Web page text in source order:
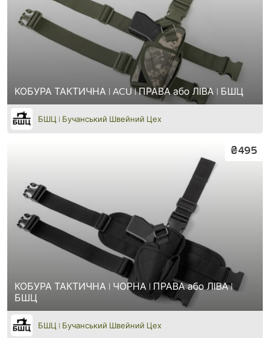
КОБУРА ТАКТИЧНА | ACU | ПРАВА або ЛІВА | БШЦ
БШЦ | Бучанський Швейний Цех
КОБУРА ТАКТИЧНА | ЧОРНА | ПРАВА або ЛІВА |
БШЦ
₴495
БШЦ | Бучанський Швейний Цех